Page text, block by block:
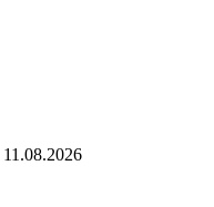
11.08.2026